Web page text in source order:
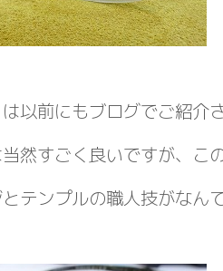
は以前にもブログでご紹介
然すごく良いですが、こ
テンプルの職人技がなん